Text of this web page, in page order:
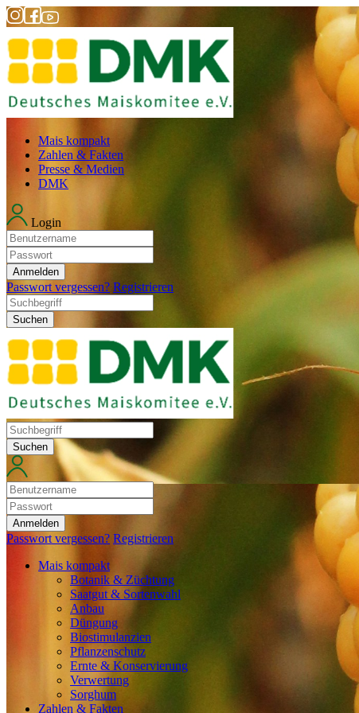
Mais kompakt
Zahlen & Fakten
Presse & Medien
DMK
Login
Anmelden
Passwort vergessen? Registrieren
Suchen
Suchen
Anmelden
Passwort vergessen? Registrieren
Mais kompakt
Botanik & Züchtung
Saatgut & Sortenwahl
Anbau
Düngung
Biostimulanzien
Pflanzenschutz
Ernte & Konservierung
Verwertung
Sorghum
Zahlen & Fakten